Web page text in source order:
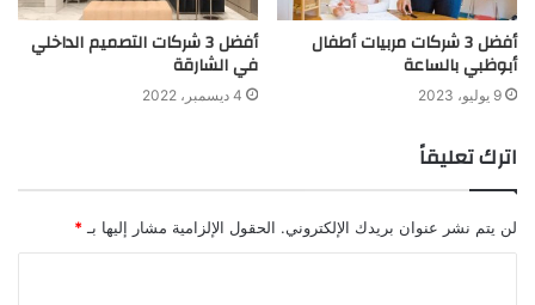
أفضل 3 شركات مربيات أطفال
أبوظبي بالساعة
9 يوليو، 2023
أفضل 3 شركات التصميم الداخلي
في الشارقة
4 ديسمبر، 2022
اترك تعليقاً
لن يتم نشر عنوان بريدك الإلكتروني. الحقول الإلزامية مشار إليها بـ *